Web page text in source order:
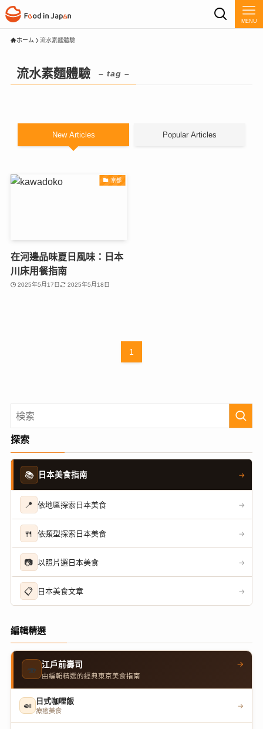
MENU
ホーム 流水素麵體驗
流水素麵體驗 – tag –
New Articles Popular Articles
京都
在河邊品味夏日風味：日本
川床用餐指南
2025年5月17日 2025年5月18日
1
探索
📚 日本美食指南 →
📍 依地區探索日本美食 →
🍴 依類型探索日本美食 →
📷 以照片選日本美食 →
📋 日本美食文章 →
編輯精選
🍣 江戶前壽司
由編輯精選的經典東京美食指南
→
🍛 日式咖哩飯
療癒美食
→